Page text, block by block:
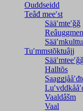
Ouddseidd
Teâđ meeʹst
Sääʹmteʹǧǧ
Tuʹmmstõktuâjj
Halltõs
Vaaldâšm
Vaal